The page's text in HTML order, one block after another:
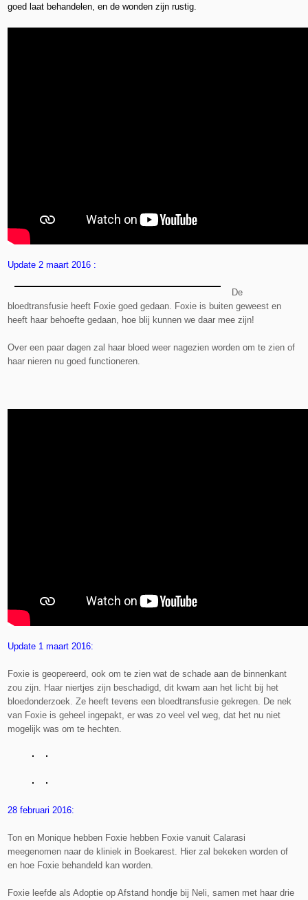
goed laat behandelen, en de wonden zijn rustig.
Update 2 maart 2016 :
De
bloedtransfusie heeft Foxie goed gedaan. Foxie is buiten geweest en
heeft haar behoefte gedaan, hoe blij kunnen we daar mee zijn!
Over een paar dagen zal haar bloed weer nagezien worden om te zien of
haar nieren nu goed functioneren.
Update 1 maart 2016:
Foxie is geopereerd, ook om te zien wat de schade aan de binnenkant
zou zijn. Haar niertjes zijn beschadigd, dit kwam aan het licht bij het
bloedonderzoek. Ze heeft tevens een bloedtransfusie gekregen. De nek
van Foxie is geheel ingepakt, er was zo veel vel weg, dat het nu niet
mogelijk was om te hechten.
28 februari 2016:
Ton en Monique hebben Foxie hebben Foxie vanuit Calarasi
meegenomen naar de kliniek in Boekarest. Hier zal bekeken worden of
en hoe Foxie behandeld kan worden.
Foxie leefde als Adoptie op Afstand hondje bij Neli, samen met haar drie